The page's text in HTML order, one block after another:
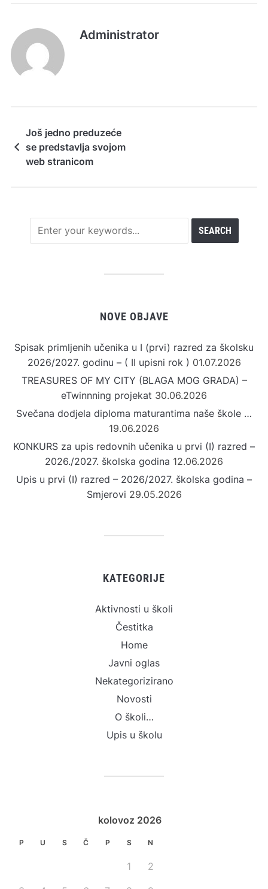
Administrator
Još jedno preduzeće
se predstavlja svojom
web stranicom
NOVE OBJAVE
Spisak primljenih učenika u I (prvi) razred za školsku
2026/2027. godinu – ( II upisni rok ) 01.07.2026
TREASURES OF MY CITY (BLAGA MOG GRADA) –
eTwinnning projekat 30.06.2026
Svečana dodjela diploma maturantima naše škole …
19.06.2026
KONKURS za upis redovnih učenika u prvi (I) razred –
2026./2027. školska godina 12.06.2026
Upis u prvi (I) razred – 2026/2027. školska godina –
Smjerovi 29.05.2026
KATEGORIJE
Aktivnosti u školi
Čestitka
Home
Javni oglas
Nekategorizirano
Novosti
O školi…
Upis u školu
kolovoz 2026
P U S Č P S N
1 2